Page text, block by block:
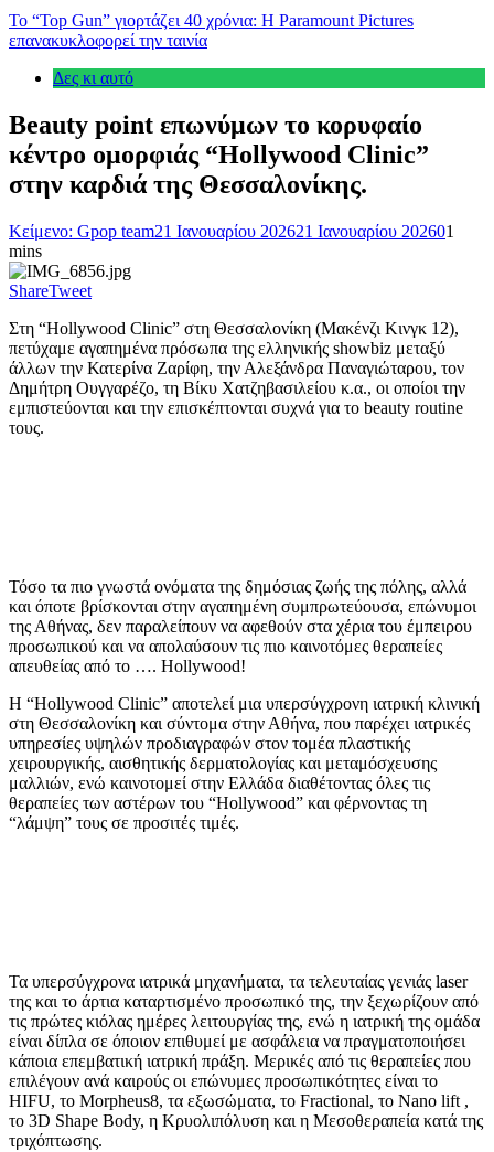
Το “Top Gun” γιορτάζει 40 χρόνια: Η Paramount Pictures
επανακυκλοφορεί την ταινία
Δες κι αυτό
Beauty point επωνύμων το κορυφαίο
κέντρο ομορφιάς “Hollywood Clinic”
στην καρδιά της Θεσσαλονίκης.
Κείμενο: Gpop team21 Ιανουαρίου 202621 Ιανουαρίου 202601
mins
ShareTweet
Στη “Hollywood Clinic” στη Θεσσαλονίκη (Μακένζι Κινγκ 12),
πετύχαμε αγαπημένα πρόσωπα της ελληνικής showbiz μεταξύ
άλλων την Κατερίνα Ζαρίφη, την Αλεξάνδρα Παναγιώταρου, τον
Δημήτρη Ουγγαρέζο, τη Βίκυ Χατζηβασιλείου κ.α., οι οποίοι την
εμπιστεύονται και την επισκέπτονται συχνά για το beauty routine
τους.
Τόσο τα πιο γνωστά ονόματα της δημόσιας ζωής της πόλης, αλλά
και όποτε βρίσκονται στην αγαπημένη συμπρωτεύουσα, επώνυμοι
της Αθήνας, δεν παραλείπουν να αφεθούν στα χέρια του έμπειρου
προσωπικού και να απολαύσουν τις πιο καινοτόμες θεραπείες
απευθείας από το …. Hollywood!
Η “Hollywood Clinic” αποτελεί μια υπερσύγχρονη ιατρική κλινική
στη Θεσσαλονίκη και σύντομα στην Αθήνα, που παρέχει ιατρικές
υπηρεσίες υψηλών προδιαγραφών στον τομέα πλαστικής
χειρουργικής, αισθητικής δερματολογίας και μεταμόσχευσης
μαλλιών, ενώ καινοτομεί στην Ελλάδα διαθέτοντας όλες τις
θεραπείες των αστέρων του “Hollywood” και φέρνοντας τη
“λάμψη” τους σε προσιτές τιμές.
Τα υπερσύγχρονα ιατρικά μηχανήματα, τα τελευταίας γενιάς laser
της και το άρτια καταρτισμένο προσωπικό της, την ξεχωρίζουν από
τις πρώτες κιόλας ημέρες λειτουργίας της, ενώ η ιατρική της ομάδα
είναι δίπλα σε όποιον επιθυμεί με ασφάλεια να πραγματοποιήσει
κάποια επεμβατική ιατρική πράξη. Μερικές από τις θεραπείες που
επιλέγουν ανά καιρούς οι επώνυμες προσωπικότητες είναι το
HIFU, το Morpheus8, τα εξωσώματα, το Fractional, το Nano lift ,
το 3D Shape Body, η Κρυολιπόλυση και η Μεσοθεραπεία κατά της
τριχόπτωσης.